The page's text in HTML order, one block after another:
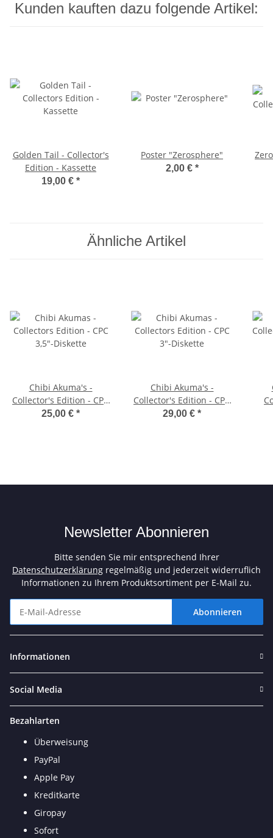
Kunden kauften dazu folgende Artikel:
Golden Tail - Collector's
Edition - Kassette
19,00 € *
Poster "Zerosphere"
2,00 € *
Ähnliche Artikel
Chibi Akuma's -
Collector's Edition - CPC
3,5"-Diskette
25,00 € *
Chibi Akuma's -
Collector's Edition - CPC
3"-Diskette
29,00 € *
Newsletter Abonnieren
Bitte senden Sie mir entsprechend Ihrer
Datenschutzerklärung regelmäßig und jederzeit widerruflich
Informationen zu Ihrem Produktsortiment per E-Mail zu.
Abonnieren
Informationen
Social Media
Bezahlarten
Überweisung
PayPal
Apple Pay
Kreditkarte
Giropay
Sofort